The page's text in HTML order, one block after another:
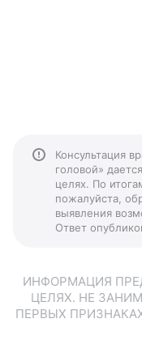
Консультация
головой»
целях. По
пожалуйста,
выявления
Ответ
ИНФОРМАЦИЯ
ЦЕЛЯХ. НЕ
ПЕРВЫХ